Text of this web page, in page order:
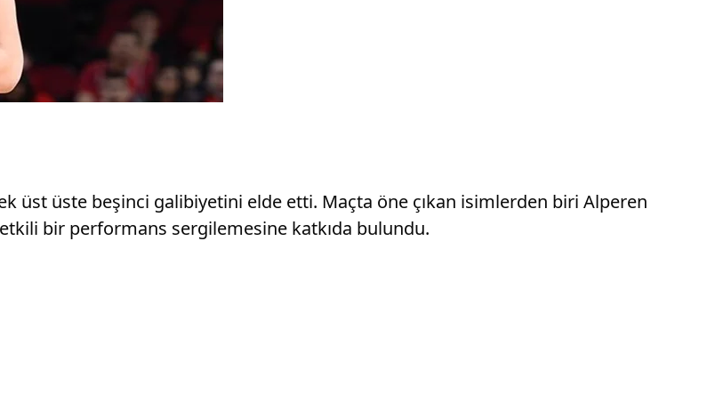
üst üste beşinci galibiyetini elde etti. Maçta öne çıkan isimlerden biri Alperen
bir performans sergilemesine katkıda bulundu.